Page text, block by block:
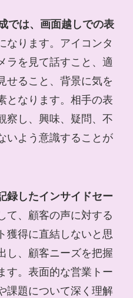
では、画面越しでの表
なります。アイコンタ
ラを見て話すこと、適
せること、背景に気を
となります。相手の表
察し、興味、疑問、不
いよう意識することが
録したインサイドセー
て、顧客の声に対する
獲得に直結しないと思
し、顧客ニーズを把握
す。表面的な営業トー
課題について深く理解